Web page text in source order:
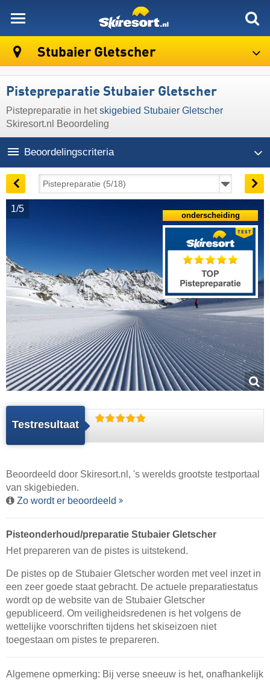
Stubaier Gletscher
Pistepreparatie Stubaier Gletscher
Pistepreparatie in hetskigebied Stubaier Gletscher
Skiresort.nl Beoordeling
Beoordelingscriteria
1/5
Testresultaat
onderscheiding
Beoordeeld door Skiresort.nl , 's werelds grootste testportaal
van skigebieden.
Zo wordt er beoordeeld
Pisteonderhoud/preparatie Stubaier Gletscher
Het prepareren van de pistes is uitstekend.
De pistes op de Stubaier Gletscher worden met veel inzet in
een zeer goede staat gebracht. De actuele preparatiestatus
wordt op de website van de Stubaier Gletscher
gepubliceerd. Om veiligheidsredenen is het volgens de
wettelijke voorschriften tijdens het skiseizoen niet
toegestaan om pistes te prepareren.
Algemene opmerking: Bij verse sneeuw is het, onafhankelijk